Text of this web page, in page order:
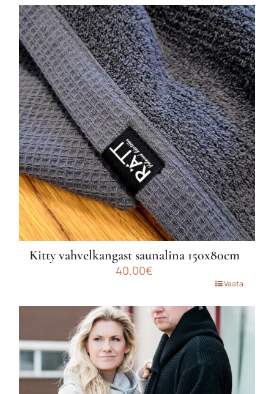
Kitty vahvelkangast saunalina 150x80cm
40.00€
varianti.
Valikuid
saab
Vaata